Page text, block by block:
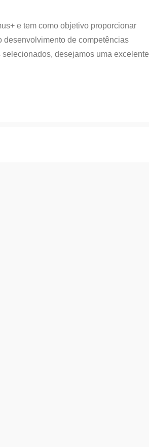
e tem como objetivo proporcionar
de competências
desejamos uma excelente